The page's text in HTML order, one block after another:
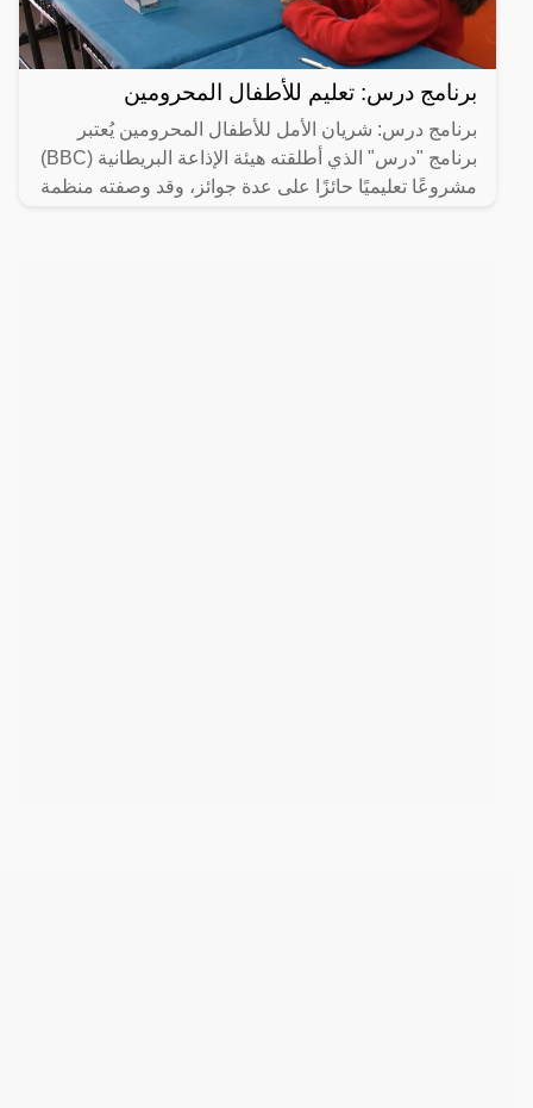
برنامج درس: تعليم للأطفال المحرومين
برنامج درس: شريان الأمل للأطفال المحرومين يُعتبر
برنامج "درس" الذي أطلقته هيئة الإذاعة البريطانية (BBC)
مشروعًا تعليميًا حائزًا على عدة جوائز، وقد وصفته منظمة